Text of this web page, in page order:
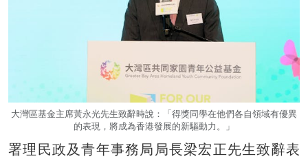
大灣區基金主席黃永光先生致辭時說：「得獎同學在他們各自領域有優異
的表現，將成為香港發展的新驅動力。」
署理民政及青年事務局局長梁宏正先生致辭表